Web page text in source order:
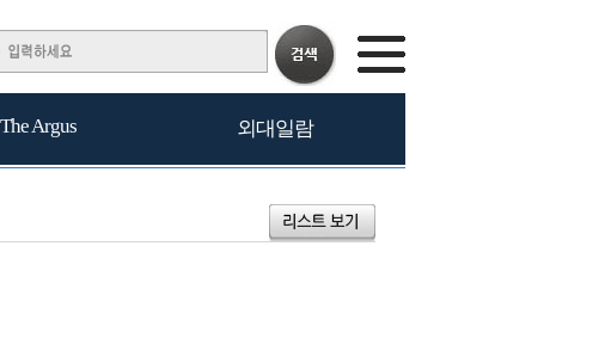
The Argus 외대일람